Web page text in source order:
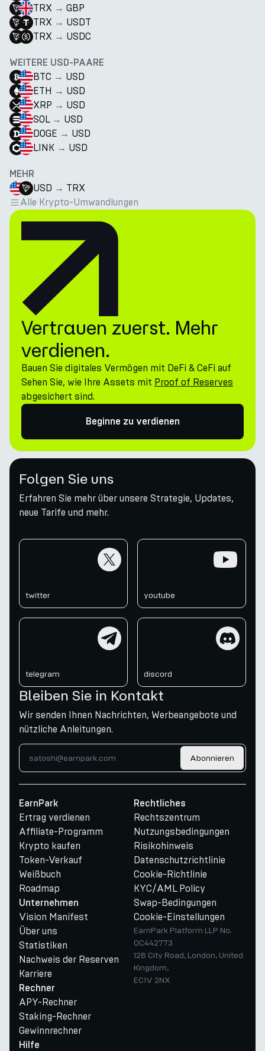
TRX → GBP
TRX → USDT
TRX → USDC
WEITERE USD-PAARE
BTC → USD
ETH → USD
XRP → USD
SOL → USD
DOGE → USD
LINK → USD
MEHR
USD → TRX
Alle Krypto-Umwandlungen
Vertrauen zuerst. Mehr
verdienen.
Bauen Sie digitales Vermögen mit DeFi & CeFi auf
Sehen Sie, wie Ihre Assets mit Proof of Reserves
abgesichert sind.
Beginne zu verdienen
Folgen Sie uns
Erfahren Sie mehr über unsere Strategie, Updates,
neue Tarife und mehr.
twitter youtube
telegram discord
Bleiben Sie in Kontakt
Wir senden Ihnen Nachrichten, Werbeangebote und
nützliche Anleitungen.
Abonnieren
EarnPark
Ertrag verdienen
Affiliate-Programm
Krypto kaufen
Token-Verkauf
Weißbuch
Roadmap
Unternehmen
Vision Manifest
Über uns
Statistiken
Nachweis der Reserven
Karriere
Rechner
APY-Rechner
Staking-Rechner
Gewinnrechner
Hilfe
Rechtliches
Rechtszentrum
Nutzungsbedingungen
Risikohinweis
Datenschutzrichtlinie
Cookie-Richtlinie
KYC/AML Policy
Swap-Bedingungen
Cookie-Einstellungen
EarnPark Platform LLP No.
OC442773
128 City Road, London, United
Kingdom,
EC1V 2NX